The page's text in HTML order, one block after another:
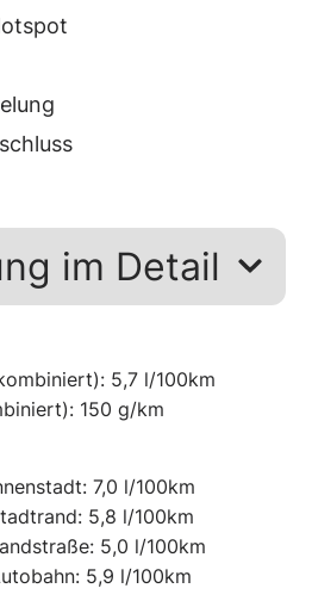
im Detail
5,7 l/100km
150 g/km
7,0 l/100km
5,8 l/100km
5,0 l/100km
5,9 l/100km